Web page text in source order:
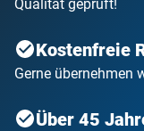
Qualität geprüft!
Kostenfreie
Gerne übernehmen
Über 45